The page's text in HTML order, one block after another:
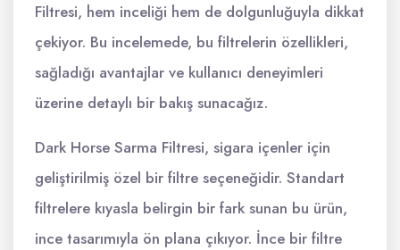
Filtresi, hem inceliği hem de dolgunluğuyla dikkat
çekiyor. Bu incelemede, bu filtrelerin özellikleri,
sağladığı avantajlar ve kullanıcı deneyimleri
üzerine detaylı bir bakış sunacağız.
Dark Horse Sarma Filtresi, sigara içenler için
geliştirilmiş özel bir filtre seçeneğidir. Standart
filtrelere kıyasla belirgin bir fark sunan bu ürün,
ince tasarımıyla ön plana çıkıyor. İnce bir filtre